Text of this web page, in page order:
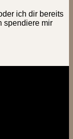
ich dir bereits
spendiere mir